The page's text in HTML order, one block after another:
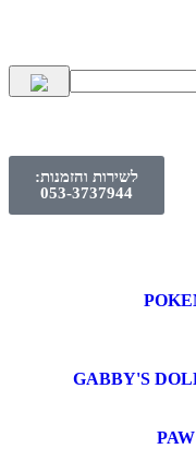
לשירות והזמנות:
053-3737944